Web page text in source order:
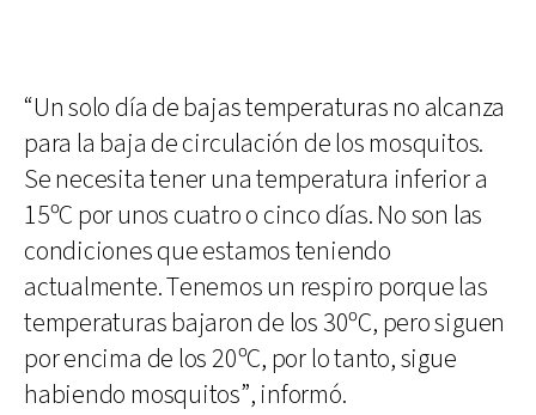
“Un solo día de bajas temperaturas no alcanza
para la baja de circulación de los mosquitos.
Se necesita tener una temperatura inferior a
15ºC por unos cuatro o cinco días. No son las
condiciones que estamos teniendo
actualmente. Tenemos un respiro porque las
temperaturas bajaron de los 30ºC, pero siguen
por encima de los 20ºC, por lo tanto, sigue
habiendo mosquitos”, informó.